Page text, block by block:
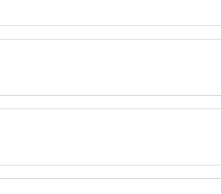
grochu, białko fasoli fava),